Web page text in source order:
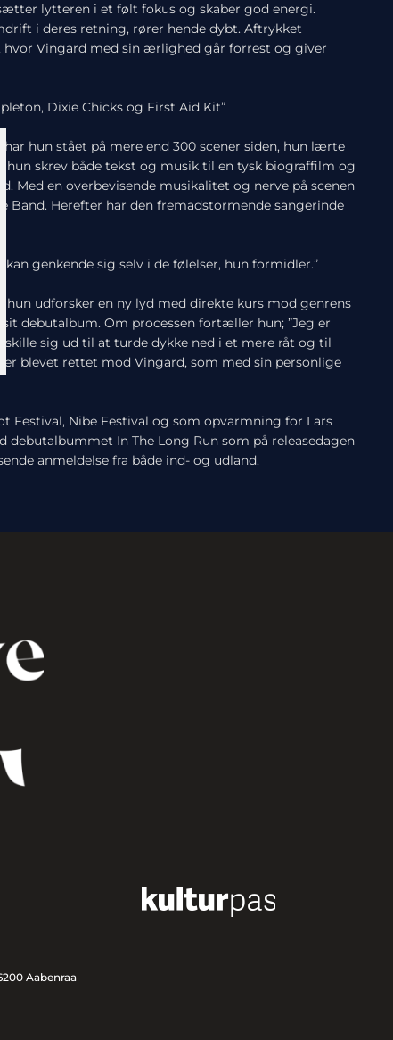
lytteren i et følt fokus og skaber god energi.
i deres retning, rører hende dybt. Aftrykket
Vingard med sin ærlighed går forrest og giver
Dixie Chicks og First Aid Kit”
har hun stået på mere end 300 scener siden, hun lærte
hun skrev både tekst og musik til en tysk biograffilm og
Med en overbevisende musikalitet og nerve på scenen
Band. Herefter har den fremadstormende sangerinde
genkende sig selv i de følelser, hun formidler.”
udforsker en ny lyd med direkte kurs mod genrens
debutalbum. Om processen fortæller hun; ”Jeg er
skille sig ud til at turde dykke ned i et mere råt og til
blevet rettet mod Vingard, som med sin personlige
Festival, Nibe Festival og som opvarmning for Lars
debutalbummet In The Long Run som på releasedagen
anmeldelse fra både ind- og udland.
Aabenraa